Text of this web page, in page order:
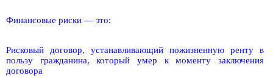
Финансовые риски — это:
Рисковый договор, устанавливающий пожизненную ренту в
пользу гражданина, который умер к моменту заключения
договора